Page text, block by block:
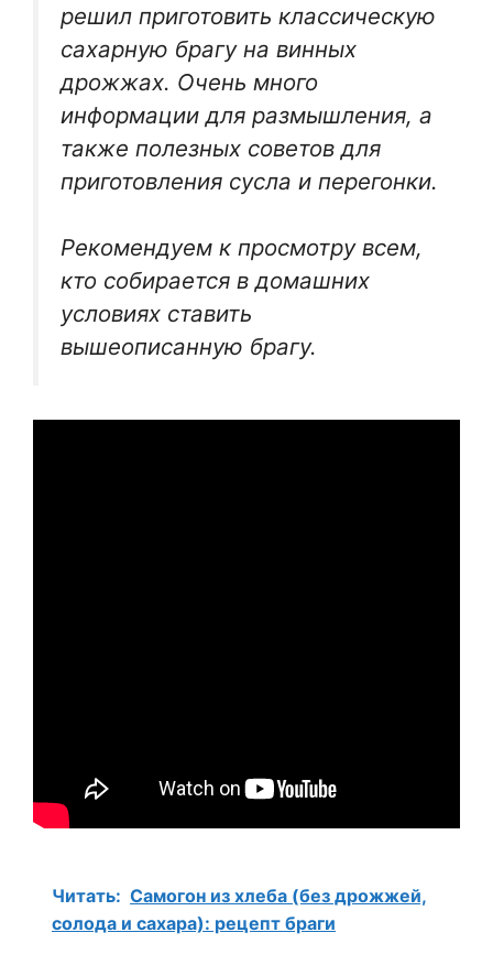
решил приготовить классическую
сахарную брагу на винных
дрожжах. Очень много
информации для размышления, а
также полезных советов для
приготовления сусла и перегонки.
Рекомендуем к просмотру всем,
кто собирается в домашних
условиях ставить
вышеописанную брагу.
Читать: Самогон из хлеба (без дрожжей,
солода и сахара): рецепт браги